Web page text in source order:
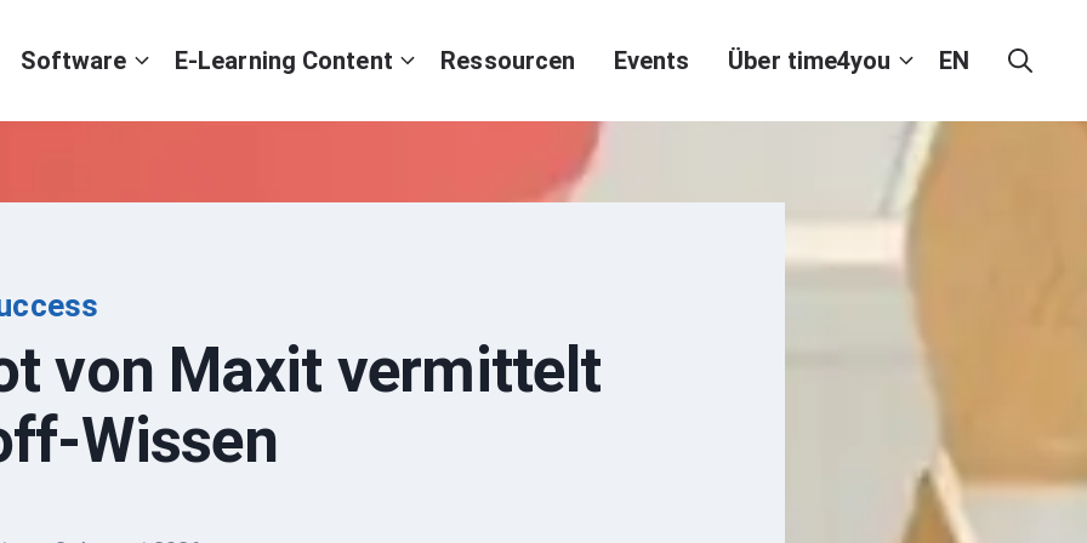
Software E-Learning Content Ressourcen Events Über time4you EN
von Maxit vermittelt
Wissen